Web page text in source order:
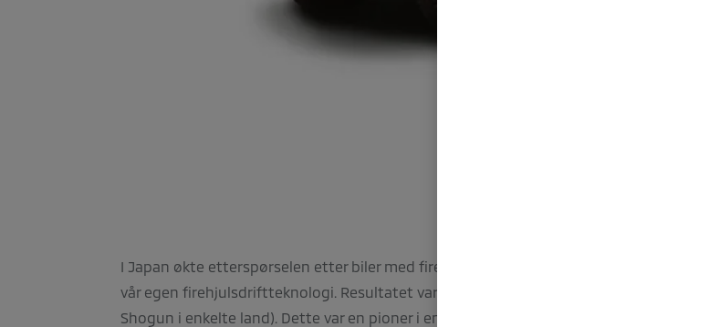
I Japan økte etterspørselen etter biler med firehjulstrekk til privat bruk, så vi utviklet
vår egen firehjulsdriftteknologi. Resultatet var 4WD Pajero (kjent som Montero eller
Shogun i enkelte land). Dette var en pioner i en ny generasjon SUVer, med sofistikerte